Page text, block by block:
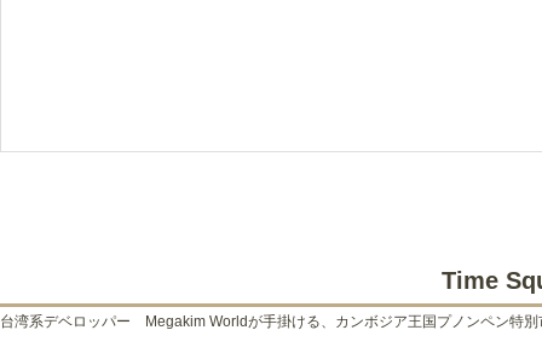
Time
台湾系デベロッパー Megakim Worldが手掛ける、カンボジア王国プノンペン特